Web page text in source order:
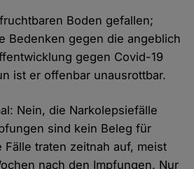
Boden gefallen;
Bedenken gegen die angeblich
gegen Covid-19
ist er offenbar unausrottbar.
Nein, die Narkolepsiefälle
sind kein Beleg für
Fälle traten zeitnah auf, meist
nach den Impfungen. Nur